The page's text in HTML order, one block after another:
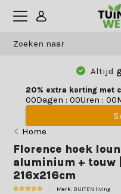
Altijd
20% extra korting met
00Dagen : 00Uren : 00
Home
Florence hoek
aluminium +
216x216cm
Merk: BUITEN living